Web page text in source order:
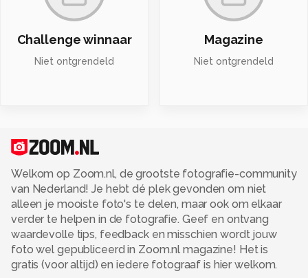
Challenge winnaar
Niet ontgrendeld
Magazine
Niet ontgrendeld
Welkom op Zoom.nl, de grootste fotografie-community
van Nederland! Je hebt dé plek gevonden om niet
alleen je mooiste foto's te delen, maar ook om elkaar
verder te helpen in de fotografie. Geef en ontvang
waardevolle tips, feedback en misschien wordt jouw
foto wel gepubliceerd in Zoom.nl magazine! Het is
gratis (voor altijd) en iedere fotograaf is hier welkom.